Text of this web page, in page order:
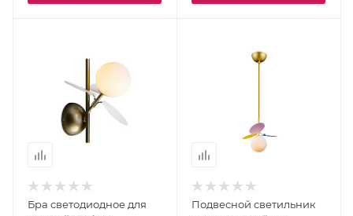
Бра светодиодное для
Подвесной светильник